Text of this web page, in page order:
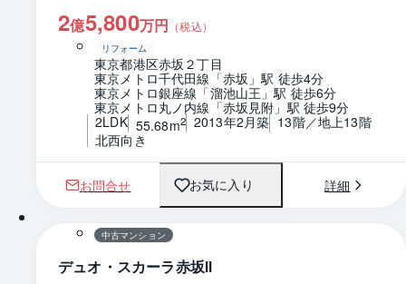
2億5,800万円 （税込）
リフォーム
東京都港区赤坂２丁目
東京メトロ千代田線「赤坂」駅 徒歩4分
東京メトロ銀座線「溜池山王」駅 徒歩6分
東京メトロ丸ノ内線「赤坂見附」駅 徒歩9分
2LDK 55.68m2 2013年2月築 13階／地上13階
北西向き
お問合せ お気に入り 詳細
1 / 0 間取り
中古マンション
デュオ・スカーラ赤坂Ⅱ